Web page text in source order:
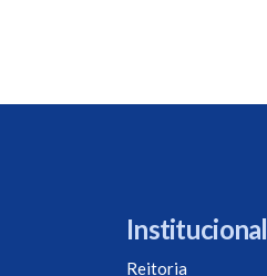
Institucional
Reitoria